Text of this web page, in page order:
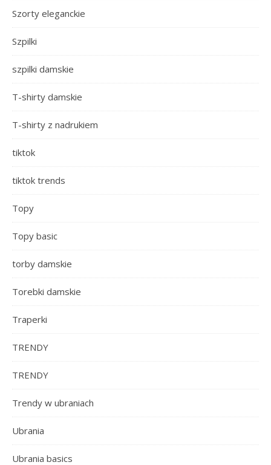
Szorty eleganckie
Szpilki
szpilki damskie
T-shirty damskie
T-shirty z nadrukiem
tiktok
tiktok trends
Topy
Topy basic
torby damskie
Torebki damskie
Traperki
TRENDY
TRENDY
Trendy w ubraniach
Ubrania
Ubrania basics